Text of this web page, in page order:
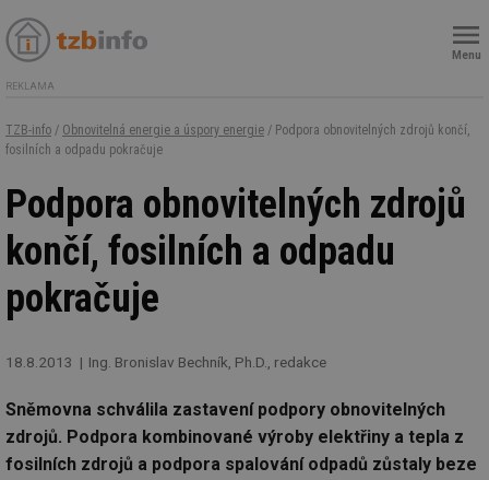
Menu
REKLAMA
TZB-info / Obnovitelná energie a úspory energie / Podpora obnovitelných zdrojů končí,
fosilních a odpadu pokračuje
Podpora obnovitelných zdrojů
končí, fosilních a odpadu
pokračuje
18.8.2013 Ing. Bronislav Bechník, Ph.D., redakce
Sněmovna schválila zastavení podpory obnovitelných
zdrojů. Podpora kombinované výroby elektřiny a tepla z
fosilních zdrojů a podpora spalování odpadů zůstaly beze